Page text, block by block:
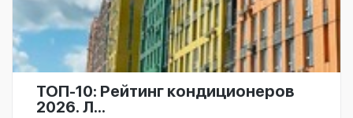
ТОП-10: Рейтинг кондиционеров
2026. Л...